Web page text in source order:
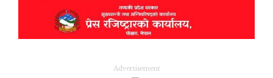
Advertisement